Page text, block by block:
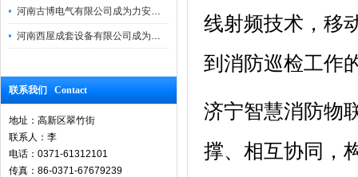
河南古博电气有限公司成为力安电易云战略合作伙伴，共创智能配电新未来！
河南西屋成套设备有限公司成为力安电易云战略合作伙伴，共创智能配电新未来
联系我们 Contact
地址：高新区翠竹街
联系人：李
电话：0371-61312101
传真：86-0371-67679239
线射频技术，移
到消防巡检工作
济宁智慧消防物
撑、相互协同，